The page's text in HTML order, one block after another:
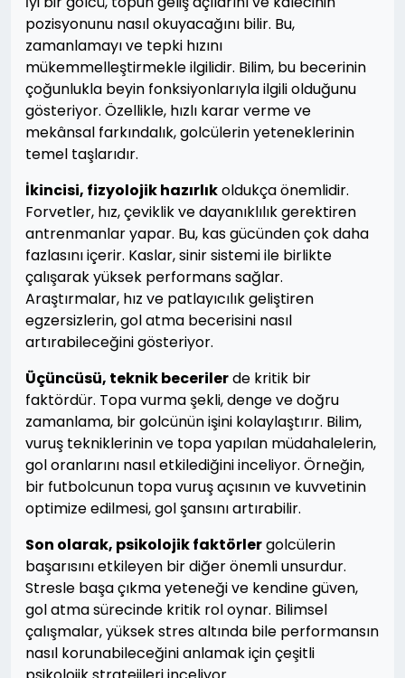
pozisyonunu nasıl okuyacağını bilir. Bu,
zamanlamayı ve tepki hızını
mükemmelleştirmekle ilgilidir. Bilim, bu becerinin
çoğunlukla beyin fonksiyonlarıyla ilgili olduğunu
gösteriyor. Özellikle, hızlı karar verme ve
mekânsal farkındalık, golcülerin yeteneklerinin
temel taşlarıdır.
İkincisi, fizyolojik hazırlıkoldukça önemlidir.
Forvetler, hız, çeviklik ve dayanıklılık gerektiren
antrenmanlar yapar. Bu, kas gücünden çok daha
fazlasını içerir. Kaslar, sinir sistemi ile birlikte
çalışarak yüksek performans sağlar.
Araştırmalar, hız ve patlayıcılık geliştiren
egzersizlerin, gol atma becerisini nasıl
artırabileceğini gösteriyor.
Üçüncüsü, teknik becerilerde kritik bir
faktördür. Topa vurma şekli, denge ve doğru
zamanlama, bir golcünün işini kolaylaştırır. Bilim,
vuruş tekniklerinin ve topa yapılan müdahalelerin,
gol oranlarını nasıl etkilediğini inceliyor. Örneğin,
bir futbolcunun topa vuruş açısının ve kuvvetinin
optimize edilmesi, gol şansını artırabilir.
Son olarak, psikolojik faktörlergolcülerin
başarısını etkileyen bir diğer önemli unsurdur.
Stresle başa çıkma yeteneği ve kendine güven,
gol atma sürecinde kritik rol oynar. Bilimsel
çalışmalar, yüksek stres altında bile performansın
nasıl korunabileceğini anlamak için çeşitli